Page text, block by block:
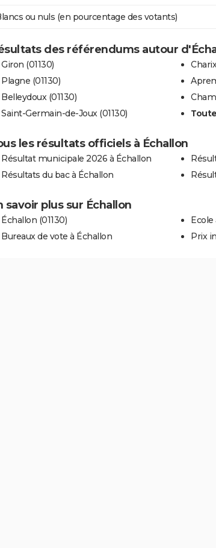
ou nuls (en pourcentage des votants)
des référendums autour
Giron (01130)
Plagne (01130)
Belleydoux (01130)
Saint-Germain-de-Joux (01130)
les résultats officiels à Échallon
Résultat municipale 2026 à Échallon
Résultats du bac à Échallon
savoir plus sur Échallon
Échallon (01130)
Bureaux de vote à Échallon
Prix